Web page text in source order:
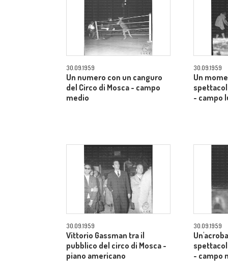
30.09.1959
Un numero con un canguro
del Circo di Mosca - campo
medio
30.09.1959
Un
- campo
30.09.1959
Vittorio Gassman tra il
pubblico del circo di Mosca -
piano americano
30.09.1959
- campo